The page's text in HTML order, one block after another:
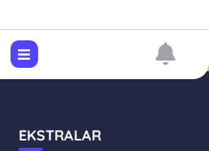
EKSTRALAR